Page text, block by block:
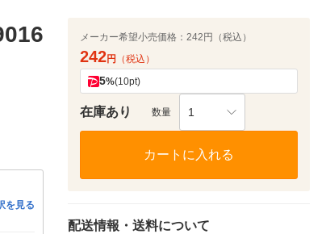
を見る
メーカー希望小売価格： 242円（税込）
242円 （税込）
5%(10pt)
在庫あり 数量 1
カートに入れる
配送情報・送料について